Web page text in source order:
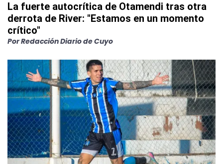
La fuerte autocrítica de Otamendi tras otra
derrota de River: "Estamos en un momento
crítico"
PorRedacción Diario de Cuyo